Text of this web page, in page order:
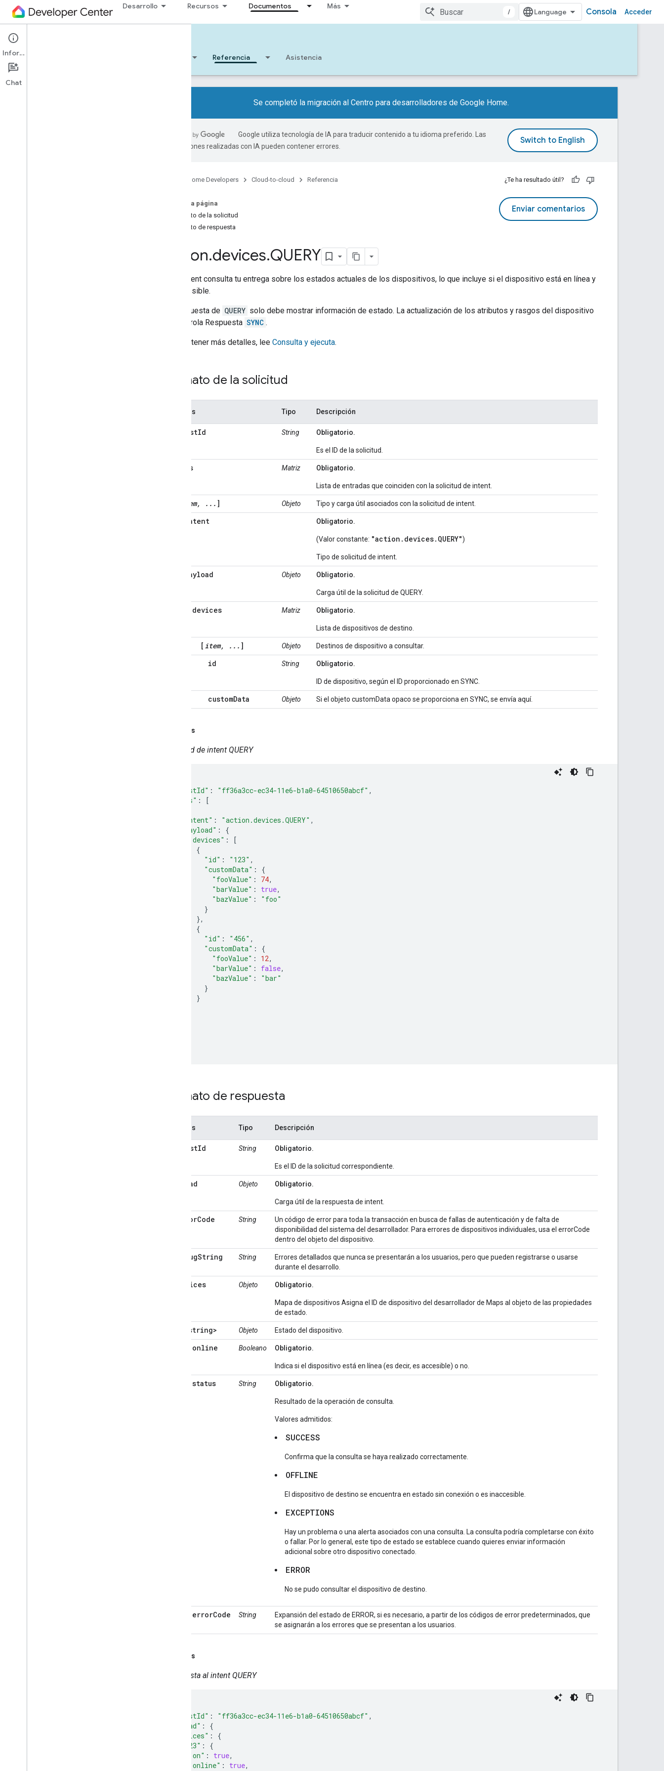
Desarrollo Recursos Documentos Más
/ Consola Acceder
Cloud-to-cloud
Comenzar Referencia Asistencia
Se completó la migración al Centro para desarrolladores de Google Home.
Google utiliza tecnología de IA para traducir contenido a tu idioma preferido. Las
traducciones realizadas con IA pueden contener errores.
Google Home Developers Cloud-to-cloud Referencia ¿Te ha resultado útil?
Enviar comentarios
En esta página
Formato de la solicitud
Formato de respuesta
action.devices.QUERY
Este intent consulta tu entrega sobre los estados actuales de los dispositivos, lo que incluye si el dispositivo está en línea y
es accesible.
Tu respuesta de QUERY solo debe mostrar información de estado. La actualización de los atributos y rasgos del dispositivo
se controla Respuesta SYNC .
Para obtener más detalles, lee Consulta y ejecuta.
Formato de la solicitud
Campos Tipo Descripción
requestId String Obligatorio.
Es el ID de la solicitud.
inputs Matriz Obligatorio.
Lista de entradas que coinciden con la solicitud de intent.
item, ... ] Objeto Tipo y carga útil asociados con la solicitud de intent.
intent Obligatorio.
(Valor constante: "action.devices.QUERY")
Tipo de solicitud de intent.
payload Objeto Obligatorio.
Carga útil de la solicitud de QUERY.
devices Matriz Obligatorio.
Lista de dispositivos de destino.
[ item, ... ] Objeto Destinos de dispositivo a consultar.
id String Obligatorio.
ID de dispositivo, según el ID proporcionado en SYNC.
customData Objeto Si el objeto customData opaco se proporciona en SYNC, se envía aquí.
Ejemplos
Solicitud de intent QUERY
"requestId" : "ff36a3cc-ec34-11e6-b1a0-64510650abcf" ,
"inputs" :
[
"intent" : "action.devices.QUERY" ,
"payload" :
{
"devices" :
[
{
"id" : "123" ,
"customData" :
{
"fooValue" : 74,
"barValue" : true,
"bazValue" :
"foo"
}
},
{
"id" : "456" ,
"customData" :
{
"fooValue" : 12,
"barValue" : false,
"bazValue" :
"bar"
}
}
Formato de respuesta
Campos Tipo Descripción
requestId String Obligatorio.
Es el ID de la solicitud correspondiente.
payload Objeto Obligatorio.
Carga útil de la respuesta de intent.
errorCode String
Un código de error para toda la transacción en busca de fallas de autenticación y de falta de
disponibilidad del sistema del desarrollador. Para errores de dispositivos individuales, usa el errorCode
dentro del objeto del dispositivo.
debugString String
Errores detallados que nunca se presentarán a los usuarios, pero que pueden registrarse o usarse
durante el desarrollo.
devices Objeto Obligatorio.
Mapa de dispositivos Asigna el ID de dispositivo del desarrollador de Maps al objeto de las propiedades
de estado.
<string> Objeto Estado del dispositivo.
online Booleano Obligatorio.
Indica si el dispositivo está en línea (es decir, es accesible) o no.
status String Obligatorio.
Resultado de la operación de consulta.
Valores admitidos:
SUCCESS
Confirma que la consulta se haya realizado correctamente.
OFFLINE
El dispositivo de destino se encuentra en estado sin conexión o es inaccesible.
EXCEPTIONS
Hay un problema o una alerta asociados con una consulta. La consulta podría completarse con éxito
o fallar. Por lo general, este tipo de estado se establece cuando quieres enviar información
adicional sobre otro dispositivo conectado.
ERROR
No se pudo consultar el dispositivo de destino.
errorCode String
Expansión del estado de ERROR, si es necesario, a partir de los códigos de error predeterminados, que
se asignarán a los errores que se presentan a los usuarios.
Ejemplos
Respuesta al intent QUERY
"requestId" : "ff36a3cc-ec34-11e6-b1a0-64510650abcf" ,
"payload" :
{
"devices" :
{
"123" :
{
"on" : true,
"online" : true,
Información
Chat